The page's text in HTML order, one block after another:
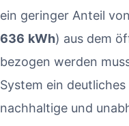
ein geringer Anteil von
636 kWh) aus dem
bezogen werden
System ein
nachhaltige und